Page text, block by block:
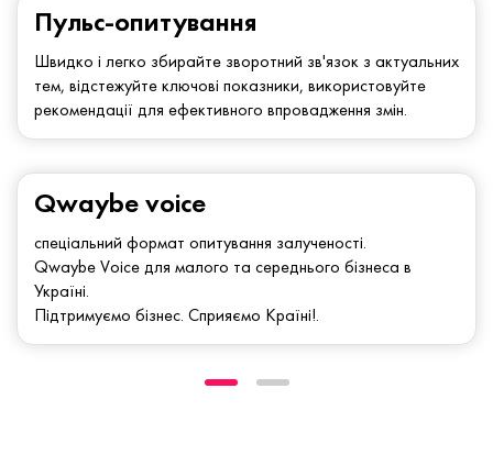
Qwaybe voice
спеціальний формат опитування залученості.
Qwaybe Voice для малого та середнього бізнеса в
Україні.
Підтримуємо бізнес. Сприяємо Країні!.
Пульс-опитування
Швидко і легко збирайте зворотний зв'язок з актуальних
тем, відстежуйте ключові показники, використовуйте
рекомендації для ефективного впровадження змін.